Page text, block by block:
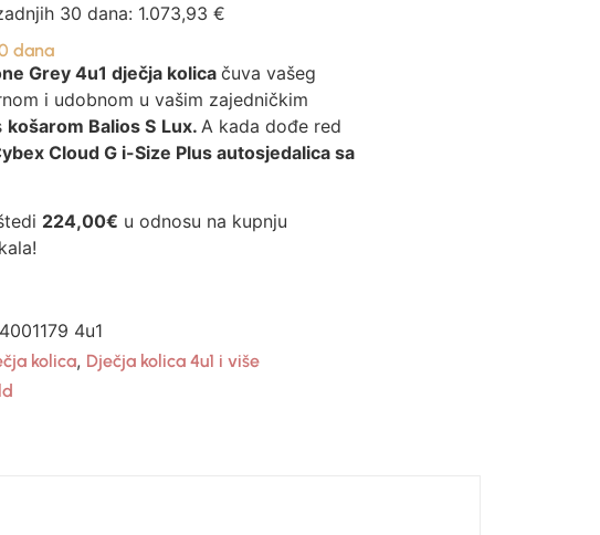
30 dana: 1.073,93 €
dana
Grey 4u1 dječja kolica čuva vašeg
i udobnom u vašim zajedničkim
košarom Balios S Lux. A kada dođe red
Cloud G i-Size Plus autosjedalica sa
224,00€ u odnosu na kupnju
4u1
kolica, Dječja kolica 4u1 i više